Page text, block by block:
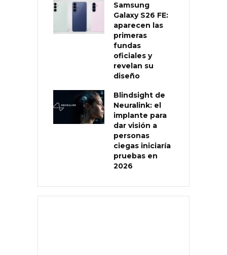
Samsung
Galaxy S26 FE:
aparecen las
primeras
fundas
oficiales y
revelan su
diseño
Blindsight de
Neuralink: el
implante para
dar visión a
personas
ciegas iniciaría
pruebas en
2026